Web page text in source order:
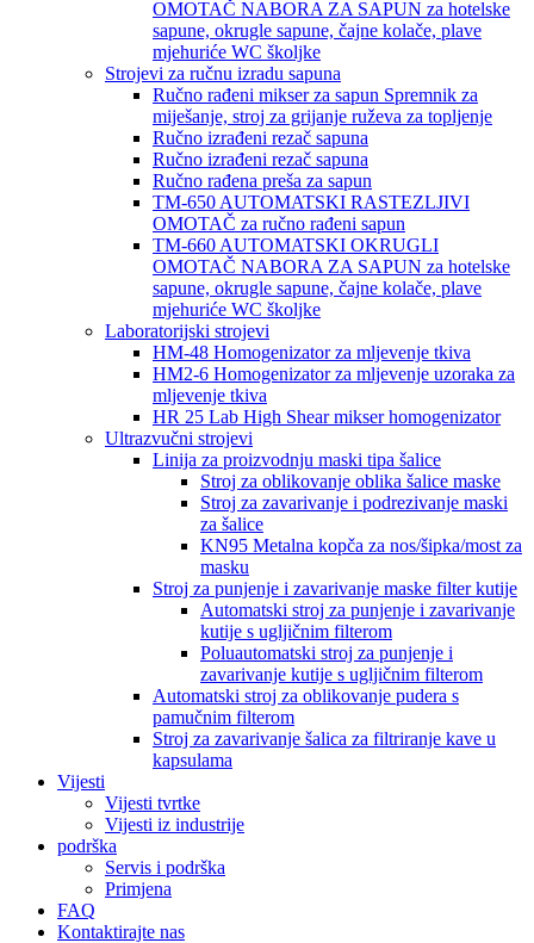
OMOTAČ NABORA ZA SAPUN za hotelske
sapune, okrugle sapune, čajne kolače, plave
mjehuriće WC školjke
Strojevi za ručnu izradu sapuna
Ručno rađeni mikser za sapun Spremnik za
miješanje, stroj za grijanje ruževa za topljenje
Ručno izrađeni rezač sapuna
Ručno izrađeni rezač sapuna
Ručno rađena preša za sapun
TM-650 AUTOMATSKI RASTEZLJIVI
OMOTAČ za ručno rađeni sapun
TM-660 AUTOMATSKI OKRUGLI
OMOTAČ NABORA ZA SAPUN za hotelske
sapune, okrugle sapune, čajne kolače, plave
mjehuriće WC školjke
Laboratorijski strojevi
HM-48 Homogenizator za mljevenje tkiva
HM2-6 Homogenizator za mljevenje uzoraka za
mljevenje tkiva
HR 25 Lab High Shear mikser homogenizator
Ultrazvučni strojevi
Linija za proizvodnju maski tipa šalice
Stroj za oblikovanje oblika šalice maske
Stroj za zavarivanje i podrezivanje maski
za šalice
KN95 Metalna kopča za nos/šipka/most za
masku
Stroj za punjenje i zavarivanje maske filter kutije
Automatski stroj za punjenje i zavarivanje
kutije s ugljičnim filterom
Poluautomatski stroj za punjenje i
zavarivanje kutije s ugljičnim filterom
Automatski stroj za oblikovanje pudera s
pamučnim filterom
Stroj za zavarivanje šalica za filtriranje kave u
kapsulama
Vijesti
Vijesti tvrtke
Vijesti iz industrije
podrška
Servis i podrška
Primjena
FAQ
Kontaktirajte nas